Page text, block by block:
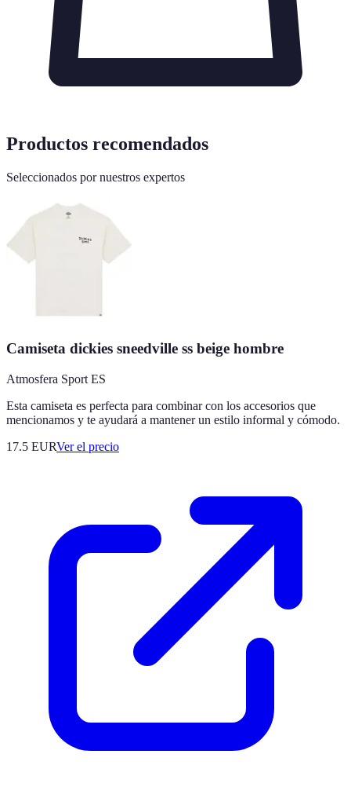
Productos recomendados
Seleccionados por nuestros expertos
Camiseta dickies sneedville ss beige hombre
Atmosfera Sport ES
Esta camiseta es perfecta para combinar con los accesorios que
mencionamos y te ayudará a mantener un estilo informal y cómodo.
17.5 EURVer el precio